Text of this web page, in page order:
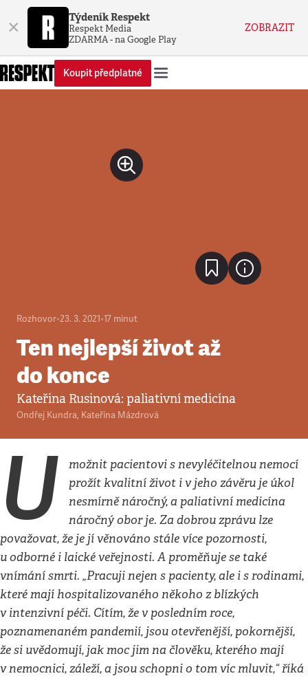
× Týdeník Respekt
Respekt Media
ZDARMA - na Google Play
ZOBRAZIT
Koupit předplatné
Rozhovor•23. 3. 2021•17 minut
Ten nejlepší život až
do konce
Kateřina Rusinová: paliativní medicína
Ondřej Kundra, Kateřina Mázdrová
U
možnit pacientovi s nevyléčitelnou nemocí
prožít kvalitní život i v jeho závěru je úkol
nesmírně náročný, a paliativní medicína
náročný obor je. Za dobrou zprávu lze
považovat, že je jí věnováno stále více pozornosti,
u odborné i laické veřejnosti. A proměňuje se také
vnímání smrti. „Pracuji nejen s pacienty, ale i s rodinami,
které mají hospitalizovaného někoho z blízkých
v intenzivní péči. Cítím, že v posledním roce,
poznamenaném pandemií, jsou otevřenější, pokornější,
že si uvědomují, jak moc jim na člověku, kterého mají
v nemocnici, záleží, a jsou schopni o tom víc mluvit,“ říká